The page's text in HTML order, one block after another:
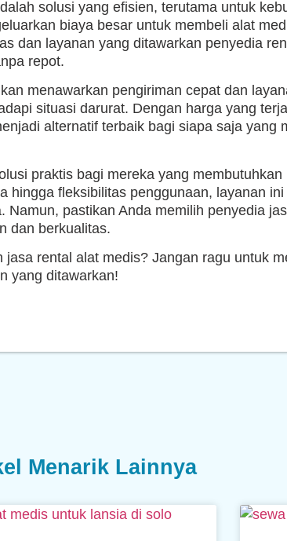
solusi yang efisien, terutama untuk
biaya besar untuk membeli alat
dan layanan yang ditawarkan penyedia
repot.
menawarkan pengiriman cepat dan
situasi darurat. Dengan harga yang
alternatif terbaik bagi siapa saja yang
praktis bagi mereka yang
hingga fleksibilitas penggunaan, layanan
Namun, pastikan Anda memilih penyedia
dan berkualitas.
rental alat medis? Jangan ragu untuk
yang ditawarkan!
Menarik Lainnya